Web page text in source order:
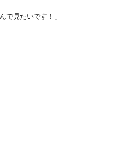
で見たいです！」